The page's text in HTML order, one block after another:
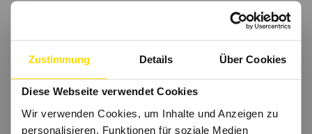
Zustimmung Details Über Cookies
Diese Webseite verwendet Cookies
Wir verwenden Cookies, um Inhalte und Anzeigen zu
personalisieren, Funktionen für soziale Medien